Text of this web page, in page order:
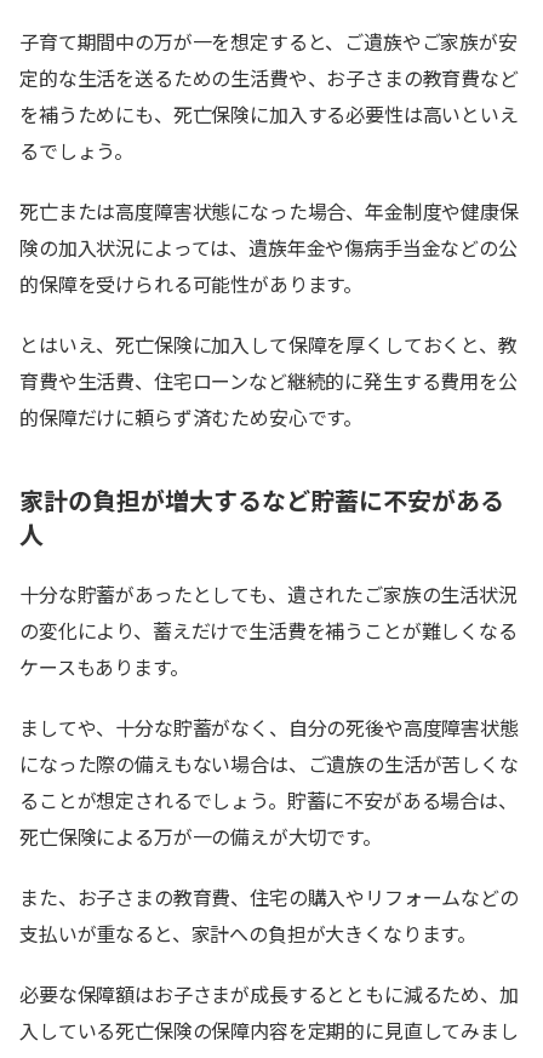
子育て期間中の万が一を想定すると、ご遺族やご家族が安
定的な生活を送るための生活費や、お子さまの教育費など
を補うためにも、死亡保険に加入する必要性は高いといえ
るでしょう。
死亡または高度障害状態になった場合、年金制度や健康保
険の加入状況によっては、遺族年金や傷病手当金などの公
的保障を受けられる可能性があります。
とはいえ、死亡保険に加入して保障を厚くしておくと、教
育費や生活費、住宅ローンなど継続的に発生する費用を公
的保障だけに頼らず済むため安心です。
家計の負担が増大するなど貯蓄に不安がある
人
十分な貯蓄があったとしても、遺されたご家族の生活状況
の変化により、蓄えだけで生活費を補うことが難しくなる
ケースもあります。
ましてや、十分な貯蓄がなく、自分の死後や高度障害状態
になった際の備えもない場合は、ご遺族の生活が苦しくな
ることが想定されるでしょう。貯蓄に不安がある場合は、
死亡保険による万が一の備えが大切です。
また、お子さまの教育費、住宅の購入やリフォームなどの
支払いが重なると、家計への負担が大きくなります。
必要な保障額はお子さまが成長するとともに減るため、加
入している死亡保険の保障内容を定期的に見直してみまし